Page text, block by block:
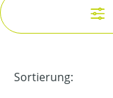
Sortierung: